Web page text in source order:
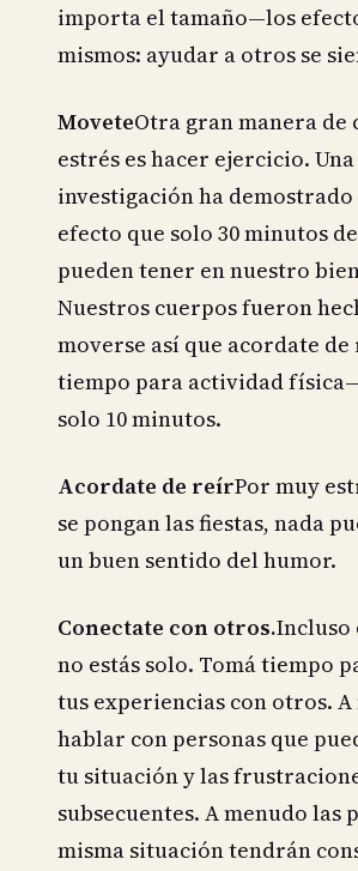
importa el tamaño—los
mismos: ayudar a otros se
MoveteOtra gran manera
estrés es hacer ejercicio.
investigación ha
efecto que solo 30 minutos
pueden tener en nuestro
Nuestros cuerpos fueron
moverse así que acordate
tiempo para actividad
solo 10 minutos.
Acordate de reírPor muy
se pongan las fiestas, nada
un buen sentido del humor.
Conectate con otros.Incluso
no estás solo. Tomá tiempo
tus experiencias con otros.
hablar con personas que
tu situación y las
subsecuentes. A menudo las
misma situación tendrán